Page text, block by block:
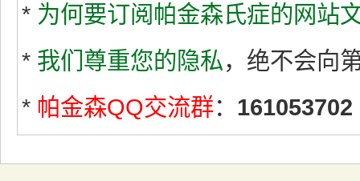
* 为何要订阅帕金森氏症的网站
* 我们尊重您的隐私，绝不会向
* 帕金森QQ交流群： 161053702